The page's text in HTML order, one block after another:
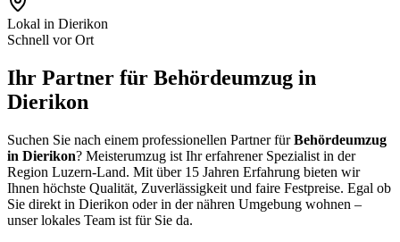
Lokal in Dierikon
Schnell vor Ort
Ihr Partner für Behördeumzug in
Dierikon
Suchen Sie nach einem professionellen Partner fürBehördeumzug
in Dierikon? Meisterumzug ist Ihr erfahrener Spezialist in der
Region Luzern-Land. Mit über 15 Jahren Erfahrung bieten wir
Ihnen höchste Qualität, Zuverlässigkeit und faire Festpreise. Egal ob
Sie direkt in Dierikon oder in der nähren Umgebung wohnen –
unser lokales Team ist für Sie da.